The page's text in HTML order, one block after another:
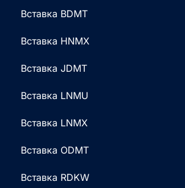
Вставка BDMT
Вставка HNMX
Вставка JDMT
Вставка LNMU
Вставка LNMX
Вставка ODMT
Вставка RDKW